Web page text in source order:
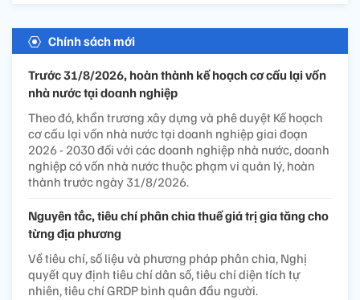
Chính sách mới
Trước 31/8/2026, hoàn thành kế hoạch cơ cấu lại vốn
nhà nước tại doanh nghiệp
Theo đó, khẩn trương xây dựng và phê duyệt Kế hoạch
cơ cấu lại vốn nhà nước tại doanh nghiệp giai đoạn
2026 - 2030 đối với các doanh nghiệp nhà nước, doanh
nghiệp có vốn nhà nước thuộc phạm vi quản lý, hoàn
thành trước ngày 31/8/2026.
Nguyên tắc, tiêu chí phân chia thuế giá trị gia tăng cho
từng địa phương
Về tiêu chí, số liệu và phương pháp phân chia, Nghị
quyết quy định tiêu chí dân số, tiêu chí diện tích tự
nhiên, tiêu chí GRDP bình quân đầu người.